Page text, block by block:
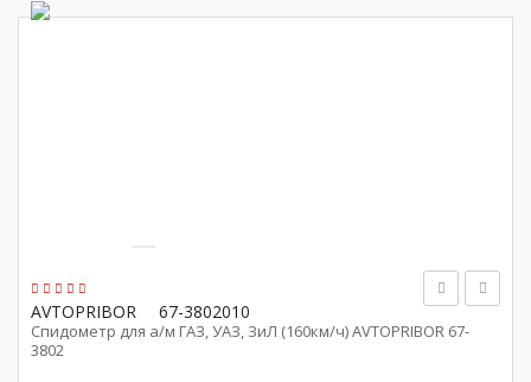
AVTOPRIBOR 67-3802010
Спидометр для а/м ГАЗ, УАЗ, ЗиЛ (160км/ч) AVTOPRIBOR 67-
3802